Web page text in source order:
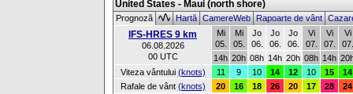
United States - Maui (north shore)
Prognoză HartăCamereWebRapoarte de vânt
IFS-HRES 9 km
06.08.2026
00 UTC
Mi
05.
Mi
05.
Jo
06.
Jo
06.
Jo
06.
Vi
07.
Vi
07.
Vi
07.
14h 20h 08h 14h 20h 08h 14h
Viteza vântului (knots) 11 9 10 14 12 10 15
14
Rafale de vânt (knots) 20 16 18 26 20 17 28
24